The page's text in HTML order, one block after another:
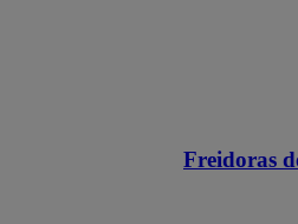
Freidoras